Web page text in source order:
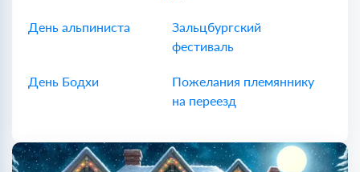
День альпиниста
Зальцбургский
фестиваль
День Бодхи
Пожелания племяннику
на переезд